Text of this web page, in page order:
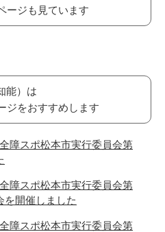
ージも見ています
能）は
ジをおすすめします
障スポ松本市実行委員会第
障スポ松本市実行委員会第
を開催しました
障スポ松本市実行委員会第